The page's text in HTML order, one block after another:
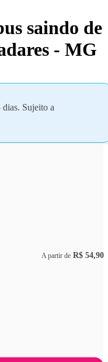
saindo de
- MG
Sujeito a
A partir de R$ 54,90